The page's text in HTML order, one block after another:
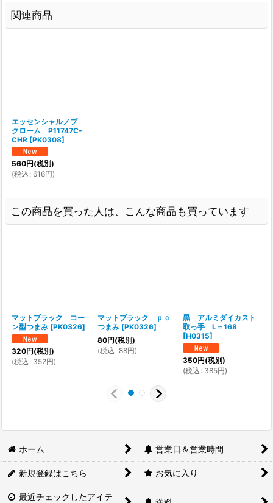
関連商品
エッセンシャルノブ
クローム P11747C-
CHR [PK0308]
560円(税別)
(税込 : 616円)
この商品を買った人は、こんな商品も買っています
マットブラック コー
ン型つまみ [PK0326]
320円(税別)
(税込 : 352円)
マットブラック ｐｃ
つまみ [PK0326]
80円(税別)
(税込 : 88円)
黒 アルミダイカスト
取っ手 L＝168
[H0315]
350円(税別)
(税込 : 385円)
ホーム 営業日＆営業時間
新規登録はこちら お気に入り
最近チェックしたアイテ